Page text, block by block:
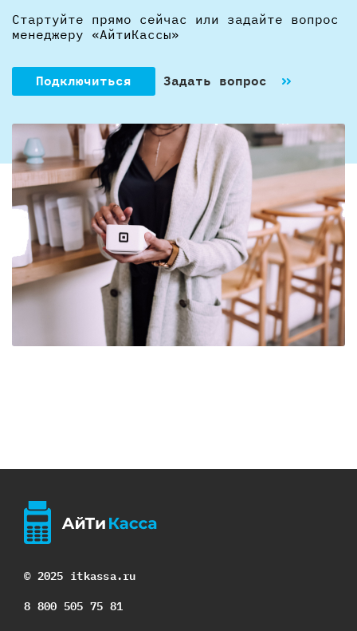
Стартуйте прямо сейчас или задайте вопрос
менеджеру «АйтиКассы»
Подключиться Задать вопрос
© 2025 itkassa.ru
8 800 505 75 81